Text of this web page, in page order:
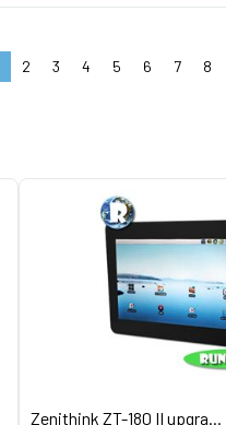
2 3 4 5 6 7 8
Zenithink ZT-180 II upgra...